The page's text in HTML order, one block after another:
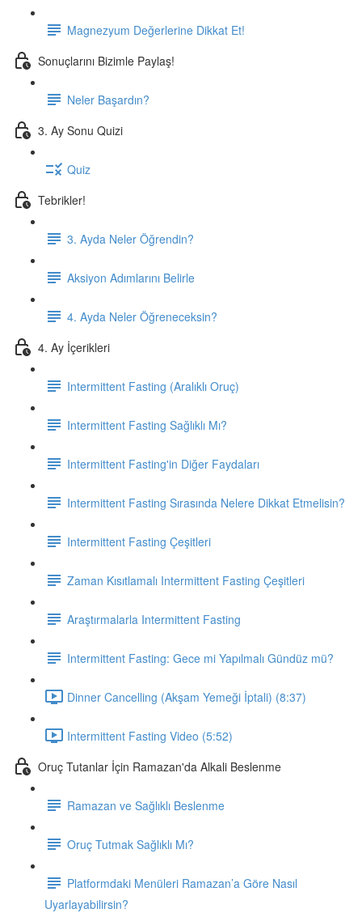
Magnezyum Değerlerine Dikkat Et!
Sonuçlarını Bizimle Paylaş!
Neler Başardın?
3. Ay Sonu Quizi
Quiz
Tebrikler!
3. Ayda Neler Öğrendin?
Aksiyon Adımlarını Belirle
4. Ayda Neler Öğreneceksin?
4. Ay İçerikleri
Intermittent Fasting (Aralıklı Oruç)
Intermittent Fasting Sağlıklı Mı?
Intermittent Fasting'in Diğer Faydaları
Intermittent Fasting Sırasında Nelere Dikkat Etmelisin?
Intermittent Fasting Çeşitleri
Zaman Kısıtlamalı Intermittent Fasting Çeşitleri
Araştırmalarla Intermittent Fasting
Intermittent Fasting: Gece mi Yapılmalı Gündüz mü?
Dinner Cancelling (Akşam Yemeği İptali) (8:37)
Intermittent Fasting Video (5:52)
Oruç Tutanlar İçin Ramazan'da Alkali Beslenme
Ramazan ve Sağlıklı Beslenme
Oruç Tutmak Sağlıklı Mı?
Platformdaki Menüleri Ramazan’a Göre Nasıl
Uyarlayabilirsin?